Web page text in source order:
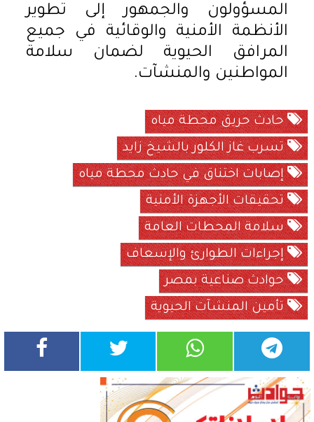
المسؤولون والجمهور إلى تطوير
الأنظمة الأمنية والوقائية في جميع
المرافق الحيوية لضمان سلامة
المواطنين والمنشآت.
حادث حريق محطة مياه
تسرب غاز الكلور بالشيخ زايد
إصابات اختناق في حادث محطة مياه
تحقيقات الأجهزة الأمنية
سلامة المحطات العامة
إجراءات الطوارئ والإسعاف
حوادث صناعية بمصر
تأمين المنشآت الحيوية